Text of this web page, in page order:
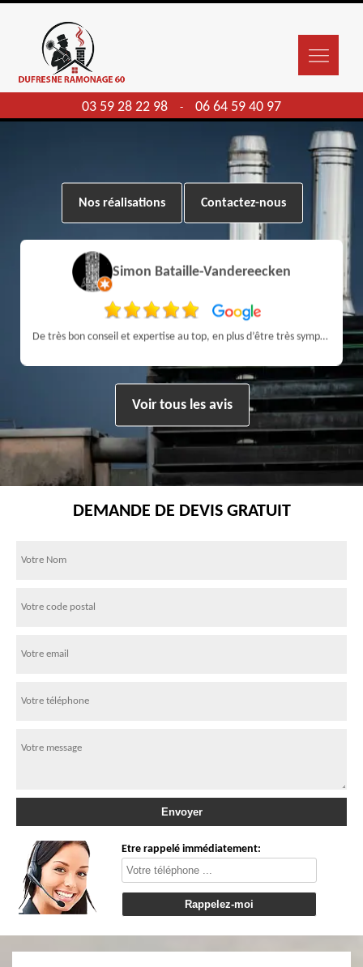
03 59 28 22 98 - 06 64 59 40 97
Nos réalisations Contactez-nous
Simon Bataille-Vandereecken
De très bon conseil et expertise au top, en plus d’être très sympathique, je recommande! Nous avons été bien aidés et renseignés sur quoi faire de notre insert et son entretien futur, merci :)
Voir tous les avis
DEMANDE DE DEVIS GRATUIT
Etre rappelé immédiatement: